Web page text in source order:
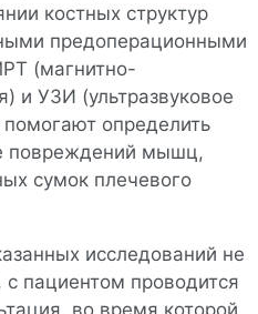
костных структур
предоперационными
(магнитно-
и УЗИ (ультразвуковое
определить
повреждений мышц,
сумок плечевого
исследований не
пациентом проводится
во время которой